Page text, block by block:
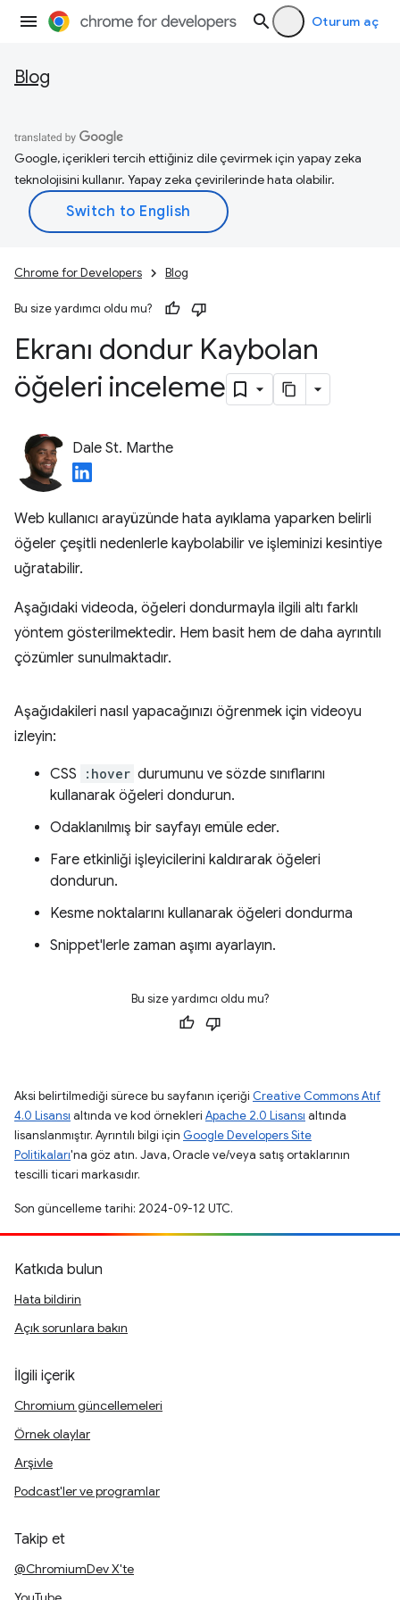
Oturum aç
Blog
Google, içerikleri tercih ettiğiniz dile çevirmek için yapay zeka
teknolojisini kullanır. Yapay zeka çevirilerinde hata olabilir.
Chrome for Developers Blog
Bu size yardımcı oldu mu?
Ekranı dondur Kaybolan
öğeleri inceleme
Dale St. Marthe
Web kullanıcı arayüzünde hata ayıklama yaparken belirli
öğeler çeşitli nedenlerle kaybolabilir ve işleminizi kesintiye
uğratabilir.
Aşağıdaki videoda, öğeleri dondurmayla ilgili altı farklı
yöntem gösterilmektedir. Hem basit hem de daha ayrıntılı
çözümler sunulmaktadır.
Aşağıdakileri nasıl yapacağınızı öğrenmek için videoyu
izleyin:
CSS :hover durumunu ve sözde sınıflarını
kullanarak öğeleri dondurun.
Odaklanılmış bir sayfayı emüle eder.
Fare etkinliği işleyicilerini kaldırarak öğeleri
dondurun.
Kesme noktalarını kullanarak öğeleri dondurma
Snippet'lerle zaman aşımı ayarlayın.
Bu size yardımcı oldu mu?
Aksi belirtilmediği sürece bu sayfanın içeriği Creative Commons Atıf
4.0 Lisansı altında ve kod örnekleri Apache 2.0 Lisansı altında
lisanslanmıştır. Ayrıntılı bilgi için Google Developers Site
Politikaları'na göz atın. Java, Oracle ve/veya satış ortaklarının
tescilli ticari markasıdır.
Son güncelleme tarihi: 2024-09-12 UTC.
Katkıda bulun
Hata bildirin
Açık sorunlara bakın
İlgili içerik
Chromium güncellemeleri
Örnek olaylar
Arşivle
Podcast'ler ve programlar
Takip et
@ChromiumDev X'te